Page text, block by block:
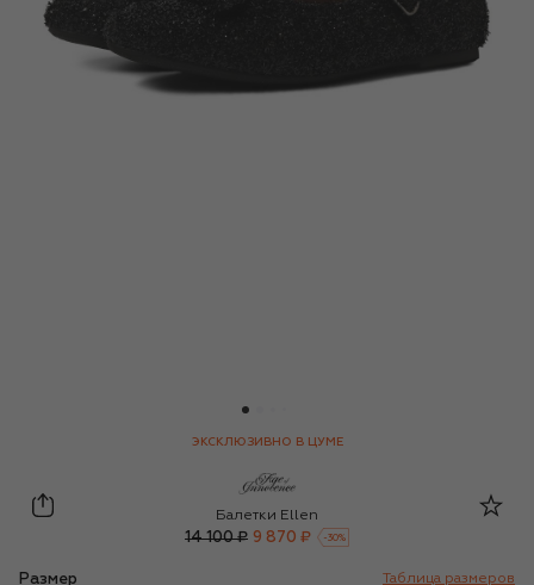
ЭКСКЛЮЗИВНО В ЦУМЕ
Age of Innocence
Балетки Ellen
14 100 ₽ 9 870 ₽ -30%
Размер Таблица размеров